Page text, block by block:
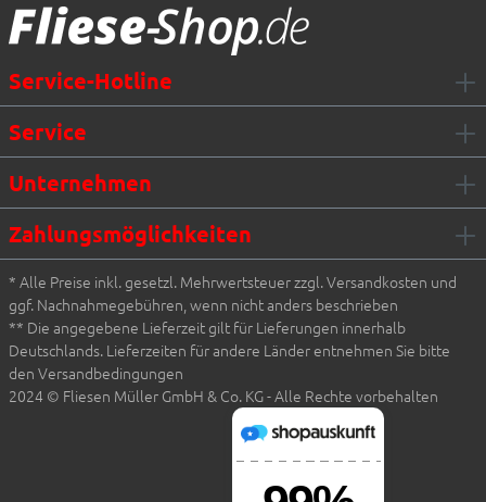
Service-Hotline
Service
Unternehmen
Zahlungsmöglichkeiten
* Alle Preise inkl. gesetzl. Mehrwertsteuer zzgl. Versandkosten und
ggf. Nachnahmegebühren, wenn nicht anders beschrieben
** Die angegebene Lieferzeit gilt für Lieferungen innerhalb
Deutschlands. Lieferzeiten für andere Länder entnehmen Sie bitte
den Versandbedingungen
2024 © Fliesen Müller GmbH & Co. KG - Alle Rechte vorbehalten